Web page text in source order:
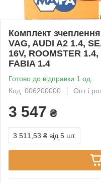
Комплект
VAG, AUDI A2 1.4,
16V, ROOMSTER
FABIA 1.4
Готово до відправки 1 од.
Код: 006200000
Опт і
3 547 ₴
3 511,53 ₴ від 5 шт.